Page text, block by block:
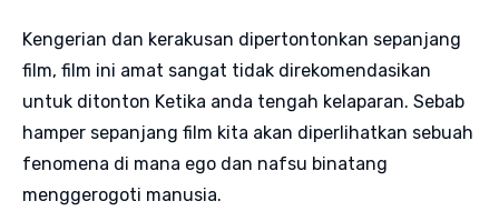
Kengerian dan kerakusan dipertontonkan sepanjang
film, film ini amat sangat tidak direkomendasikan
untuk ditonton Ketika anda tengah kelaparan. Sebab
hamper sepanjang film kita akan diperlihatkan sebuah
fenomena di mana ego dan nafsu binatang
menggerogoti manusia.